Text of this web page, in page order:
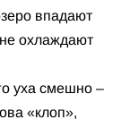
впадают
охлаждают
уха смешно –
«клоп»,